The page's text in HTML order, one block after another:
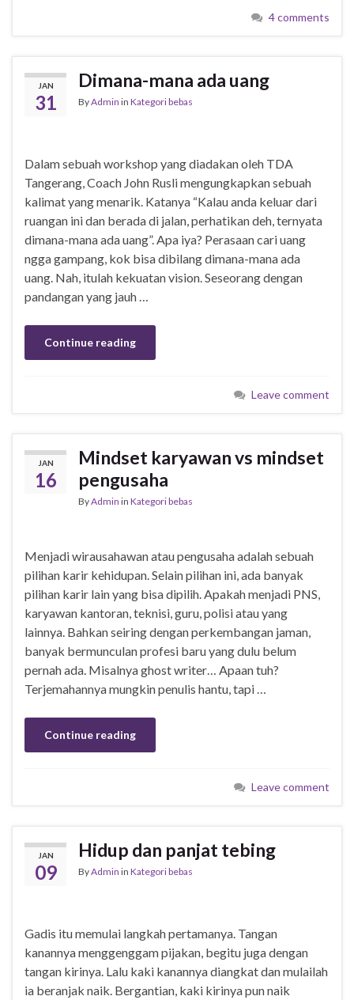
4 comments
JAN
31
Dimana-mana ada uang
ByAdmin in Kategori bebas
Dalam sebuah workshop yang diadakan oleh TDA
Tangerang, Coach John Rusli mengungkapkan sebuah
kalimat yang menarik. Katanya “Kalau anda keluar dari
ruangan ini dan berada di jalan, perhatikan deh, ternyata
dimana-mana ada uang”. Apa iya? Perasaan cari uang
ngga gampang, kok bisa dibilang dimana-mana ada
uang. Nah, itulah kekuatan vision. Seseorang dengan
pandangan yang jauh …
Continue reading
Leave comment
JAN
16
Mindset karyawan vs mindset
pengusaha
ByAdmin in Kategori bebas
Menjadi wirausahawan atau pengusaha adalah sebuah
pilihan karir kehidupan. Selain pilihan ini, ada banyak
pilihan karir lain yang bisa dipilih. Apakah menjadi PNS,
karyawan kantoran, teknisi, guru, polisi atau yang
lainnya. Bahkan seiring dengan perkembangan jaman,
banyak bermunculan profesi baru yang dulu belum
pernah ada. Misalnya ghost writer… Apaan tuh?
Terjemahannya mungkin penulis hantu, tapi …
Continue reading
Leave comment
JAN
09
Hidup dan panjat tebing
ByAdmin in Kategori bebas
Gadis itu memulai langkah pertamanya. Tangan
kanannya menggenggam pijakan, begitu juga dengan
tangan kirinya. Lalu kaki kanannya diangkat dan mulailah
ia beranjak naik. Bergantian, kaki kirinya pun naik